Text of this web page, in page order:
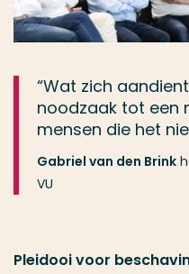
“Wat zich
noodzaak tot een
mensen die het
Gabriel van den Brink
VU
Pleidooi voor